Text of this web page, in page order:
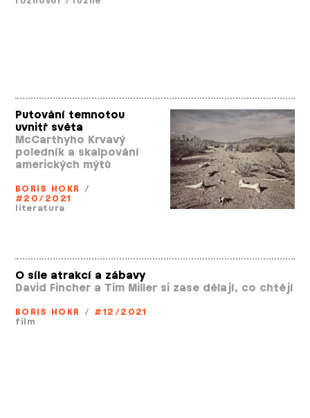
Putování temnotou
uvnitř světa
McCarthyho Krvavý
poledník a skalpování
amerických mýtů
BORIS HOKR /
#20/2021
literatura
O síle atrakcí a zábavy
David Fincher a Tim Miller si zase dělají, co chtějí
BORIS HOKR / #12/2021
film